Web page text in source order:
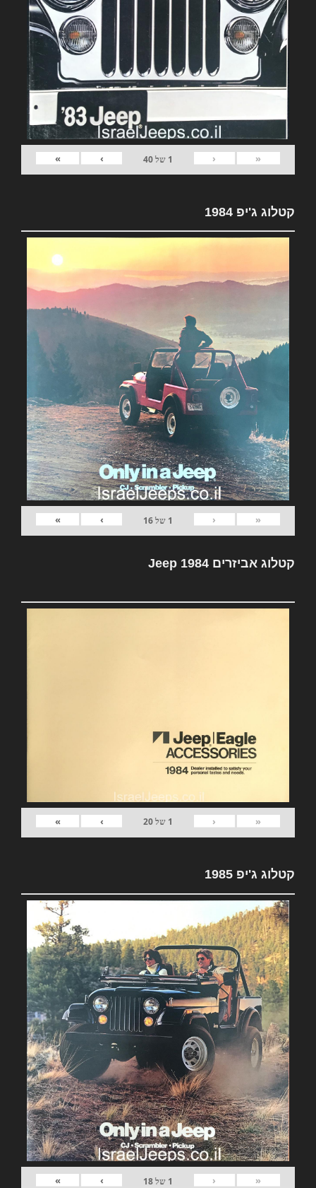
«
‹
1 של40
›
»
קטלוג ג'יפ 1984
«
‹
1 של16
›
»
קטלוג אביזרים Jeep 1984
«
‹
1 של20
›
»
קטלוג ג'יפ 1985
«
‹
1 של18
›
»